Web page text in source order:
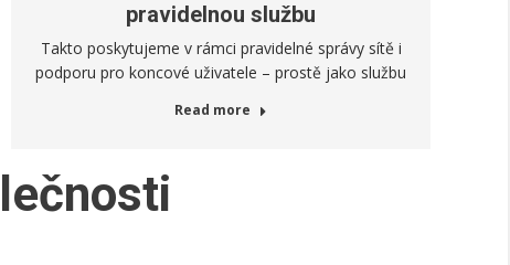
pravidelnou službu
Takto poskytujeme v rámci pravidelné správy sítě i
podporu pro koncové uživatele – prostě jako službu
Read more